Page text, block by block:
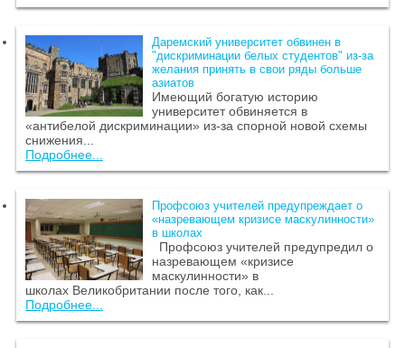
Даремский университет обвинен в
"дискриминации белых студентов" из-за
желания принять в свои ряды больше
азиатов
Имеющий богатую историю
университет обвиняется в
«антибелой дискриминации» из-за спорной новой схемы
снижения...
Подробнее...
Профсоюз учителей предупреждает о
«назревающем кризисе маскулинности»
в школах
Профсоюз учителей предупредил о
назревающем «кризисе
маскулинности» в
школах Великобритании после того, как...
Подробнее...